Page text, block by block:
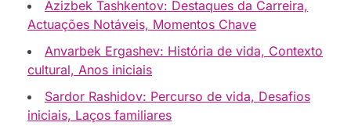
Azizbek Tashkentov: Destaques da Carreira,
Actuações Notáveis, Momentos Chave
Anvarbek Ergashev: História de vida, Contexto
cultural, Anos iniciais
Sardor Rashidov: Percurso de vida, Desafios
iniciais, Laços familiares